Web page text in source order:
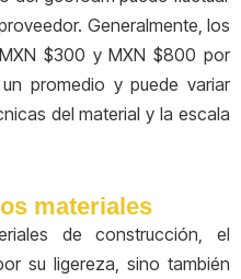
Generalmente, los
$300 y MXN $800 por
promedio y puede variar
del material y la escala
materiales
de construcción, el
su ligereza, sino también